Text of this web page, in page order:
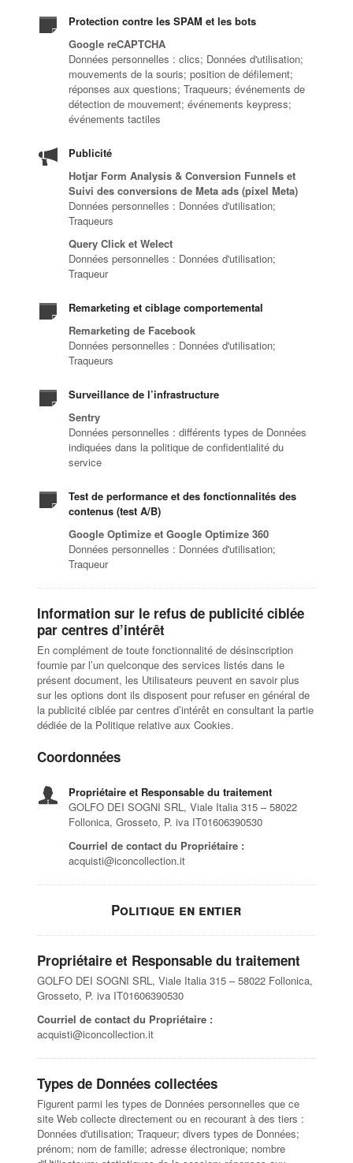
Protection contre les SPAM et les bots
Google reCAPTCHA
Données personnelles : clics; Données d'utilisation;
mouvements de la souris; position de défilement;
réponses aux questions; Traqueurs; événements de
détection de mouvement; événements keypress;
événements tactiles
Publicité
Hotjar Form Analysis & Conversion Funnels et
Suivi des conversions de Meta ads (pixel Meta)
Données personnelles : Données d'utilisation;
Traqueurs
Query Click et Welect
Données personnelles : Données d'utilisation;
Traqueur
Remarketing et ciblage comportemental
Remarketing de Facebook
Données personnelles : Données d'utilisation;
Traqueurs
Surveillance de l’infrastructure
Sentry
Données personnelles : différents types de Données
indiquées dans la politique de confidentialité du
service
Test de performance et des fonctionnalités des
contenus (test A/B)
Google Optimize et Google Optimize 360
Données personnelles : Données d'utilisation;
Traqueur
Information sur le refus de publicité ciblée
par centres d’intérêt
En complément de toute fonctionnalité de désinscription
fournie par l’un quelconque des services listés dans le
présent document, les Utilisateurs peuvent en savoir plus
sur les options dont ils disposent pour refuser en général de
la publicité ciblée par centres d’intérêt en consultant la partie
dédiée de la Politique relative aux Cookies.
Coordonnées
Propriétaire et Responsable du traitement
GOLFO DEI SOGNI SRL, Viale Italia 315 – 58022
Follonica, Grosseto, P. iva IT01606390530
Courriel de contact du Propriétaire :
acquisti@iconcollection.it
Politique en entier
Propriétaire et Responsable du traitement
GOLFO DEI SOGNI SRL, Viale Italia 315 – 58022 Follonica,
Grosseto, P. iva IT01606390530
Courriel de contact du Propriétaire :
acquisti@iconcollection.it
Types de Données collectées
Figurent parmi les types de Données personnelles que ce
site Web collecte directement ou en recourant à des tiers :
Données d'utilisation; Traqueur; divers types de Données;
prénom; nom de famille; adresse électronique; nombre